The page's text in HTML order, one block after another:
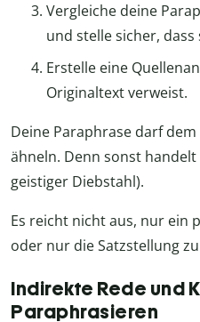
Vergleiche deine
und stelle sicher,
Erstelle eine
Originaltext verweist.
Deine Paraphrase darf
ähneln. Denn sonst handelt
geistiger Diebstahl).
Es reicht nicht aus, nur ein
oder nur die Satzstellung
Indirekte Rede und
Paraphrasieren